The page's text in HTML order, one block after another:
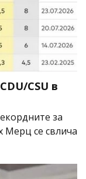
CSU в
за
Мерц се свлича